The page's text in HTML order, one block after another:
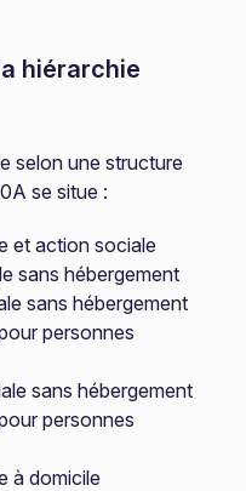
hiérarchie
selon une structure
se situe :
et action sociale
sans hébergement
sans hébergement
personnes
sans hébergement
personnes
à domicile